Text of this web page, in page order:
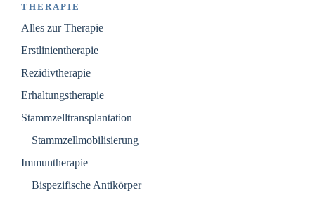
THERAPIE
Alles zur Therapie
Erstlinientherapie
Rezidivtherapie
Erhaltungstherapie
Stammzelltransplantation
Stammzellmobilisierung
Immuntherapie
Bispezifische Antikörper